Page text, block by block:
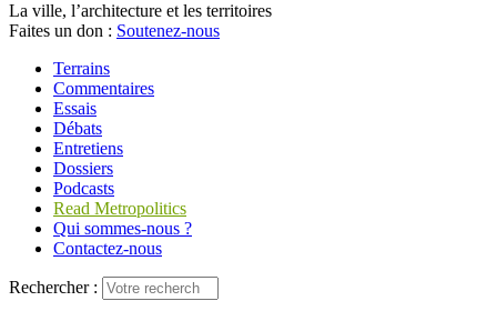
La ville, l’architecture et les territoires
Faites un don : Soutenez-nous
Terrains
Commentaires
Essais
Débats
Entretiens
Dossiers
Podcasts
Read Metropolitics
Qui sommes-nous ?
Contactez-nous
Rechercher :